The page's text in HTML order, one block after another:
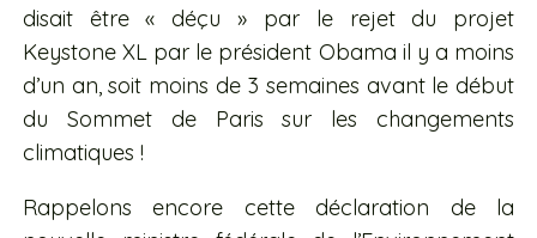
disait être « déçu » par le rejet du projet
Keystone XL par le président Obama il y a moins
d’un an, soit moins de 3 semaines avant le début
du Sommet de Paris sur les changements
climatiques !
Rappelons encore cette déclaration de la